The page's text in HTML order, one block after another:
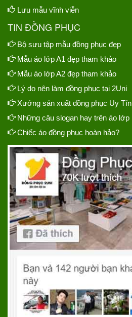
Lưu mẫu vĩnh viễn
TIN ĐỒNG PHỤC
Bộ sưu tập mẫu đồng phục đẹp
Mẫu áo lớp A1 đẹp tham khảo
Mẫu áo lớp A2 đẹp tham khảo
Lý do nên làm đồng phục tại 2Uni
Xưởng sản xuất đồng phục Uy Tín
Những câu slogan hay trên áo lớp
Chiếc áo đồng phục hoàn hảo?